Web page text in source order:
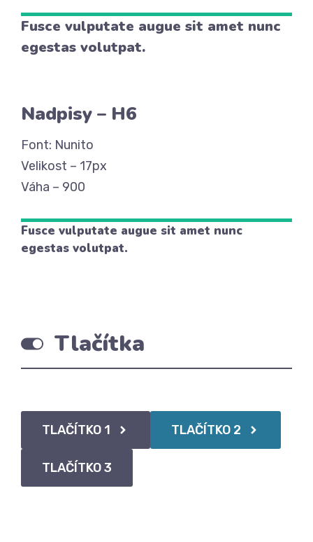
Fusce vulputate augue sit amet nunc
egestas volutpat.
Nadpisy – H6
Font: Nunito
Velikost – 17px
Váha – 900
Fusce vulputate augue sit amet nunc
egestas volutpat.
Tlačítka
TLAČÍTKO 1 TLAČÍTKO 2
TLAČÍTKO 3